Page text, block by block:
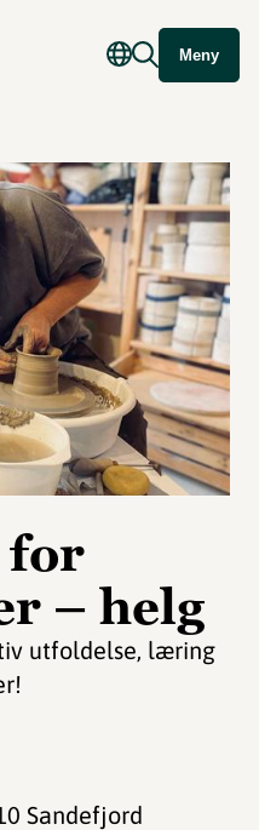
Meny
for
– helg
utfoldelse, læring
Sandefjord